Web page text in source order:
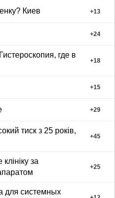
Киев +13
+24
где в
+18
+15
+29
тиск з 25 років,
+45
за
+25
для системных